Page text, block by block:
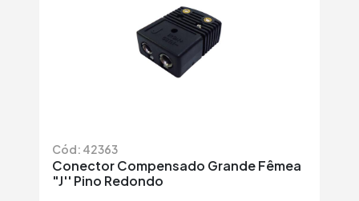
Cód: 42363
Conector Compensado Grande Fêmea
"J'' Pino Redondo